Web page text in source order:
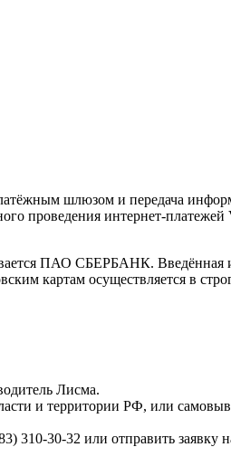
шлюзом и передача
проведения интернет-платежей
ПАО СБЕРБАНК. Введённая
картам осуществляется в
Лисма.
и территории РФ, или
310-30-32 или отправить заявку